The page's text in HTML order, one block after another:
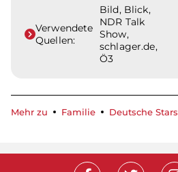
Verwendete
Quellen:
Bild, Blick,
NDR Talk
Show,
schlager.de,
Ö3
Mehr zu Familie Deutsche Stars